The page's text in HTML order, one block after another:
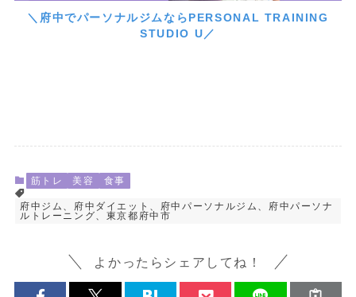
＼府中でパーソナルジムならPERSONAL TRAINING
STUDIO U／
筋トレ 美容 食事
府中ジム、府中ダイエット、府中パーソナルジム、府中パーソナ
ルトレーニング、東京都府中市
よかったらシェアしてね！